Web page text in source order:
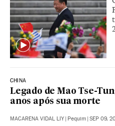
CHINA
Legado de Mao Tse-
anos após sua morte
MACARENA VIDAL LIY Pequim SEP 09,